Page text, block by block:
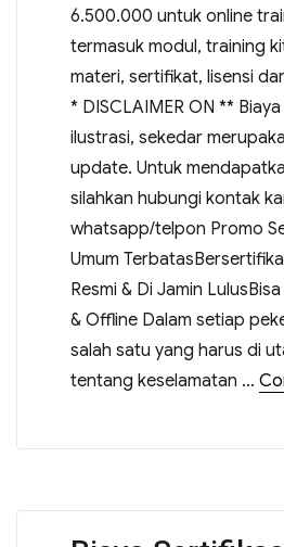
6.500.000 untuk online
termasuk modul, training
materi, sertifikat, lisensi
* DISCLAIMER ON **
ilustrasi, sekedar
update. Untuk
silahkan hubungi kontak
whatsapp/telpon Promo
Umum
Resmi & Di Jamin
& Offline Dalam setiap
salah satu yang harus di
tentang keselamatan …